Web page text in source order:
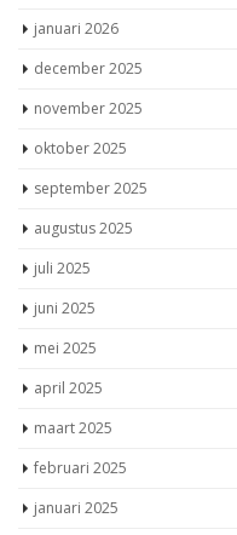
januari 2026
december 2025
november 2025
oktober 2025
september 2025
augustus 2025
juli 2025
juni 2025
mei 2025
april 2025
maart 2025
februari 2025
januari 2025